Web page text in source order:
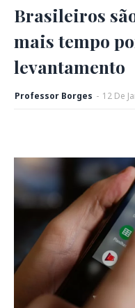
Brasileiros
mais tempo
levantamento
Professor Borges - 12 De